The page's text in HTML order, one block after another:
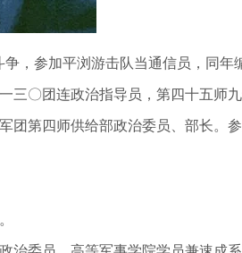
，参加平浏游击队当通信员，同年
三〇团连政治指导员，第四十五师
团第四师供给部政治委员、部长。